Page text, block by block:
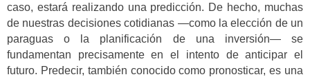
caso, estará realizando una predicción. De hecho, muchas
de nuestras decisiones cotidianas —como la elección de un
paraguas o la planificación de una inversión— se
fundamentan precisamente en el intento de anticipar el
futuro. Predecir, también conocido como pronosticar, es una